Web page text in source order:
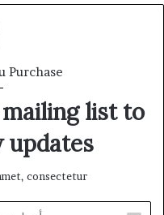
Purchase
list to
consectetur.